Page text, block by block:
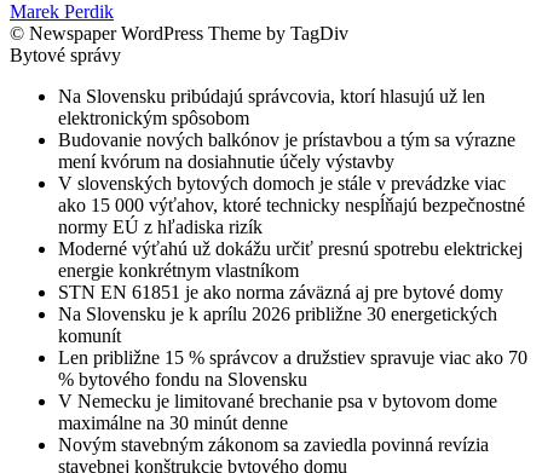
Marek Perdik
© Newspaper WordPress Theme by TagDiv
Bytové správy
Na Slovensku pribúdajú správcovia, ktorí hlasujú už len
elektronickým spôsobom
Budovanie nových balkónov je prístavbou a tým sa výrazne
mení kvórum na dosiahnutie účely výstavby
V slovenských bytových domoch je stále v prevádzke viac
ako 15 000 výťahov, ktoré technicky nespĺňajú bezpečnostné
normy EÚ z hľadiska rizík
Moderné výťahú už dokážu určiť presnú spotrebu elektrickej
energie konkrétnym vlastníkom
STN EN 61851 je ako norma záväzná aj pre bytové domy
Na Slovensku je k aprílu 2026 približne 30 energetických
komunít
Len približne 15 % správcov a družstiev spravuje viac ako 70
% bytového fondu na Slovensku
V Nemecku je limitované brechanie psa v bytovom dome
maximálne na 30 minút denne
Novým stavebným zákonom sa zaviedla povinná revízia
stavebnej konštrukcie bytového domu